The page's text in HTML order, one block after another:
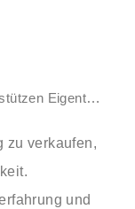
Heizen mit
wie
Erfolgreich verkaufen: So unterstützen Eigentümer ihren Immobilienmakler optimal
zu verkaufen,
und